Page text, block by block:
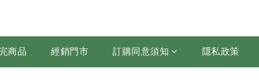
商品 經銷門市 訂購同意須知 隱私政策